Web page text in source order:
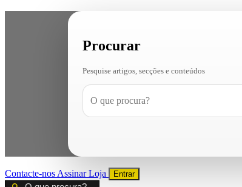
Procurar
Pesquise artigos, secções e conteúdos
Contacte-nos AssinarLoja Entrar